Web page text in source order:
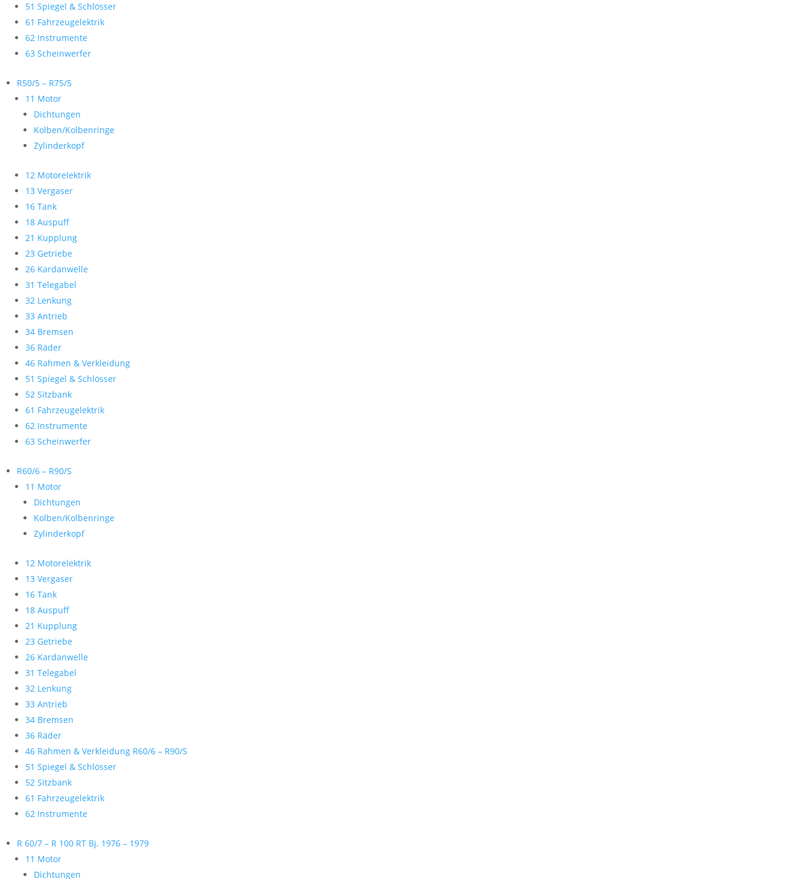
51 Spiegel & Schlösser
61 Fahrzeugelektrik
62 Instrumente
63 Scheinwerfer
R50/5 – R75/5
11 Motor
Dichtungen
Kolben/Kolbenringe
Zylinderkopf
12 Motorelektrik
13 Vergaser
16 Tank
18 Auspuff
21 Kupplung
23 Getriebe
26 Kardanwelle
31 Telegabel
32 Lenkung
33 Antrieb
34 Bremsen
36 Räder
46 Rahmen & Verkleidung
51 Spiegel & Schlösser
52 Sitzbank
61 Fahrzeugelektrik
62 Instrumente
63 Scheinwerfer
R60/6 – R90/S
11 Motor
Dichtungen
Kolben/Kolbenringe
Zylinderkopf
12 Motorelektrik
13 Vergaser
16 Tank
18 Auspuff
21 Kupplung
23 Getriebe
26 Kardanwelle
31 Telegabel
32 Lenkung
33 Antrieb
34 Bremsen
36 Räder
46 Rahmen & Verkleidung R60/6 – R90/S
51 Spiegel & Schlösser
52 Sitzbank
61 Fahrzeugelektrik
62 Instrumente
R 60/7 – R 100 RT Bj. 1976 – 1979
11 Motor
Dichtungen